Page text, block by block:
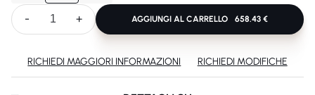
- + AGGIUNGI AL CARRELLO 658.43 €
RICHIEDI MAGGIORI INFORMAZIONI RICHIEDI MODIFICHE